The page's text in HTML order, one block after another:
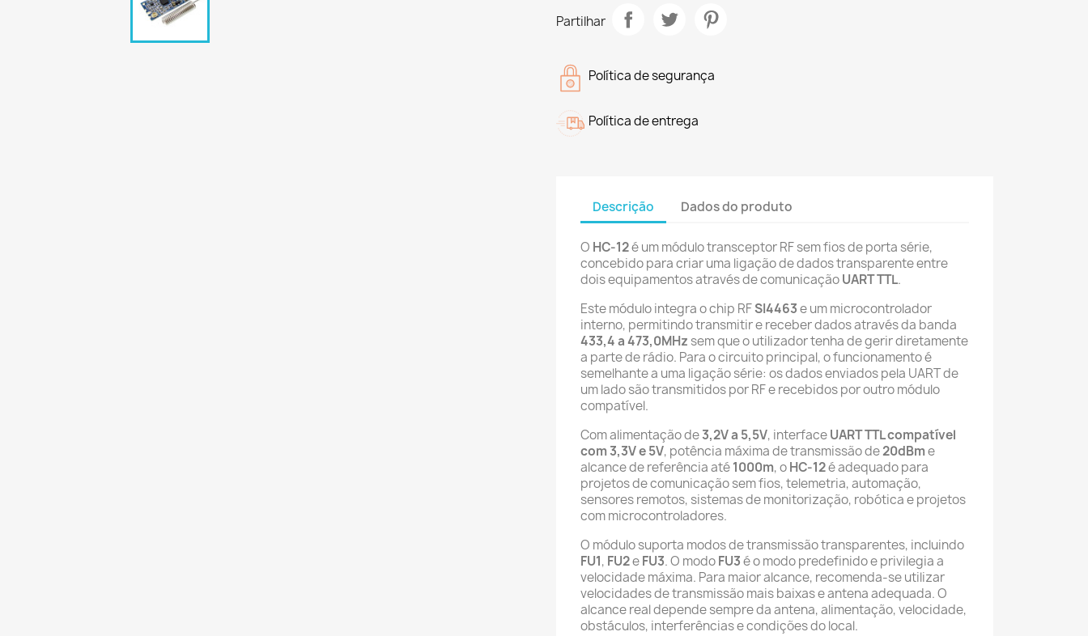
Partilhar
Política de segurança
Política de entrega
Descrição Dados do produto
O HC-12é um módulo transceptor RF sem fios de porta série,
concebido para criar uma ligação de dados transparente entre
dois equipamentos através de comunicaçãoUART TTL.
Este módulo integra o chip RFSI4463e um microcontrolador
interno, permitindo transmitir e receber dados através da banda
433,4 a 473,0MHz sem que o utilizador tenha de gerir diretamente
a parte de rádio. Para o circuito principal, o funcionamento é
semelhante a uma ligação série: os dados enviados pela UART de
um lado são transmitidos por RF e recebidos por outro módulo
compatível.
Com alimentação de3,2V a 5,5V, interfaceUART TTL compatível
com 3,3V e 5V, potência máxima de transmissão de20dBme
alcance de referência até1000m, oHC-12é adequado para
projetos de comunicação sem fios, telemetria, automação,
sensores remotos, sistemas de monitorização, robótica e projetos
com microcontroladores.
O módulo suporta modos de transmissão transparentes, incluindo
FU1, FU2eFU3. O modoFU3é o modo predefinido e privilegia a
velocidade máxima. Para maior alcance, recomenda-se utilizar
velocidades de transmissão mais baixas e antena adequada. O
alcance real depende sempre da antena, alimentação, velocidade,
obstáculos, interferências e condições do local.